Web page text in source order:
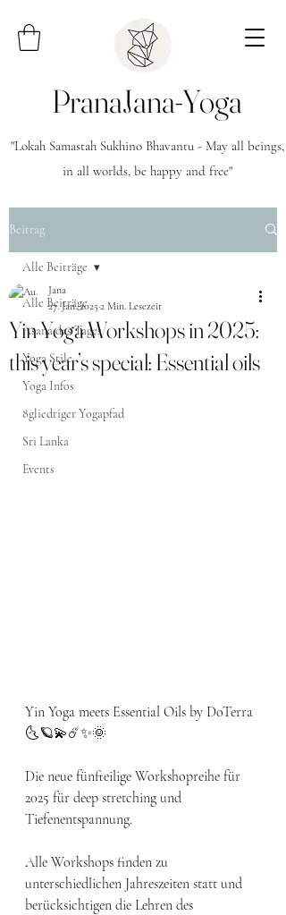
PranaJana-Yoga
"Lokah Samastah Sukhino Bhavantu - May all beings,
in all worlds, be happy and free"
Beitrag
Alle Beiträge
Asana des Tages
Yoga Stile
Yoga Infos
8gliedriger Yogapfad
Sri Lanka
Events
Alle Beiträge
Yin Yoga Workshops in 2025:
this year’s special: Essential oils
Jana
27. Jan. 2025 2 Min. Lesezeit
Yin Yoga meets Essential Oils by DoTerra
🌜🪐💫☄️✨🌞
Die neue fünfteilige Workshopreihe für
2025 für deep stretching und
Tiefenentspannung.
Alle Workshops finden zu
unterschiedlichen Jahreszeiten statt und
berücksichtigen die Lehren des